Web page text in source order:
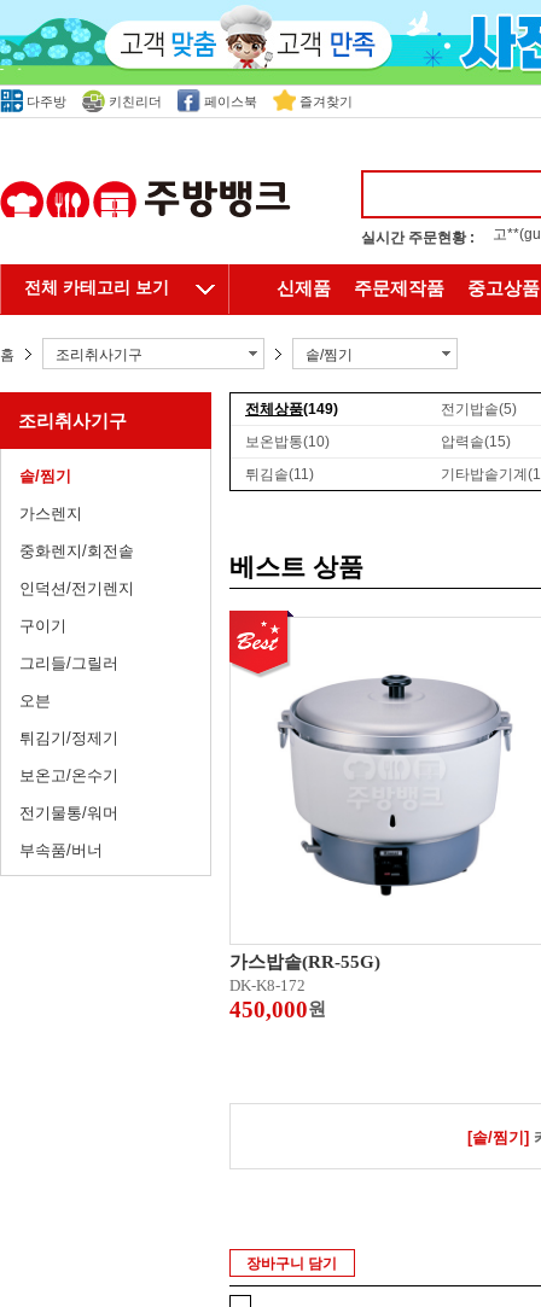
다주방 키친리더 페이스북 즐겨찾기
실시간 주문현황 : 홍
신제품 주문제작품 중고상품
전체 카테고리 보기
홈 조리취사기구 솥/찜기
조리취사기구
솥/찜기
가스렌지
중화렌지/회전솥
인덕션/전기렌지
구이기
그리들/그릴러
오븐
튀김기/정제기
보온고/온수기
전기물통/워머
부속품/버너
전체상품(149) 전기밥솥(5)
보온밥통(10) 압력솥(15)
튀김솥(11) 기타밥솥기계
베스트 상품
가스밥솥(RR-55G)
DK-K8-172
450,000원
[솥/찜기]
장바구니 담기